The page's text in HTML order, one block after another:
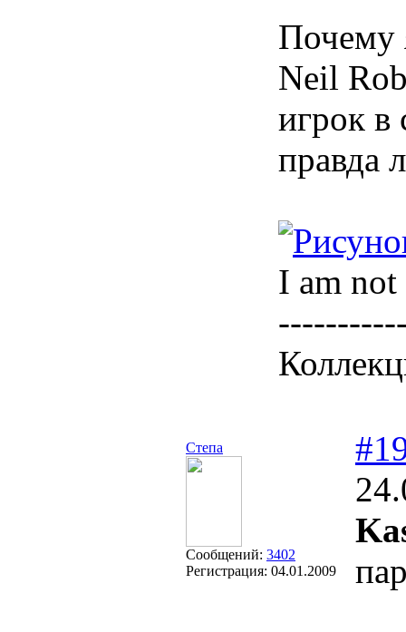
Почему
Neil
игрок в
правда
I am
Степа
Сообщений: 3402
Регистрация: 04.01.2009